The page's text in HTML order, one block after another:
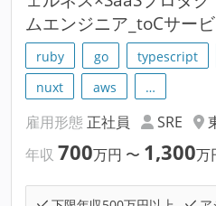
ムエンジニア_toCサー
ruby go typescript
nuxt
aws …
雇用形態 正社員 SRE
年収 700万円 〜 1,300万